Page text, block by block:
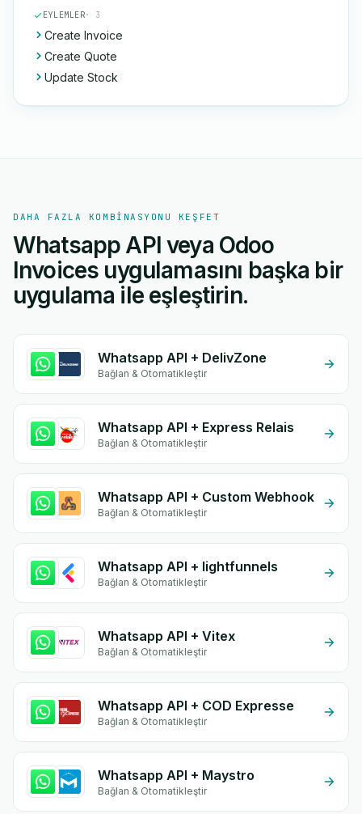
EYLEMLER· 3
Create Invoice
Create Quote
Update Stock
DAHA FAZLA KOMBINASYONU KEŞFET
Whatsapp API veya Odoo
Invoices uygulamasını başka bir
uygulama ile eşleştirin.
Whatsapp API + DelivZone
Bağlan & Otomatikleştir
Whatsapp API + Express Relais
Bağlan & Otomatikleştir
Whatsapp API + Custom Webhook
Bağlan & Otomatikleştir
Whatsapp API + lightfunnels
Bağlan & Otomatikleştir
Whatsapp API + Vitex
Bağlan & Otomatikleştir
Whatsapp API + COD Expresse
Bağlan & Otomatikleştir
Whatsapp API + Maystro
Bağlan & Otomatikleştir